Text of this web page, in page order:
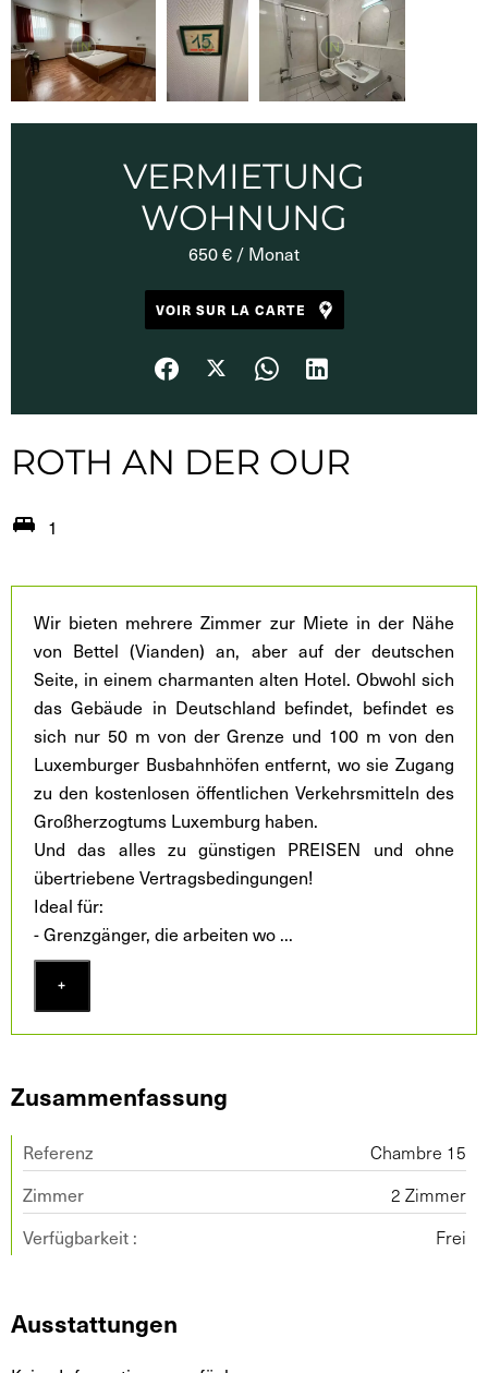
VERMIETUNG
WOHNUNG
650 € / Monat
VOIR SUR LA CARTE
ROTH AN DER OUR
1
Wir bieten mehrere Zimmer zur Miete in der Nähe
von Bettel (Vianden) an, aber auf der deutschen
Seite, in einem charmanten alten Hotel. Obwohl sich
das Gebäude in Deutschland befindet, befindet es
sich nur 50 m von der Grenze und 100 m von den
Luxemburger Busbahnhöfen entfernt, wo sie Zugang
zu den kostenlosen öffentlichen Verkehrsmitteln des
Großherzogtums Luxemburg haben.
Und das alles zu günstigen PREISEN und ohne
übertriebene Vertragsbedingungen!
Ideal für:
- Grenzgänger, die arbeiten wo ...
+
Zusammenfassung
Referenz
Chambre 15
Zimmer
2 Zimmer
Verfügbarkeit :
Frei
Ausstattungen